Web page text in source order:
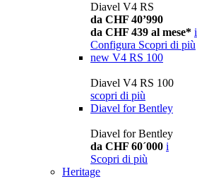
Diavel V4 RS
da CHF 40’990
da CHF 439 al mese* i
Configura Scopri di più
new V4 RS 100
Diavel V4 RS 100
scopri di più
Diavel for Bentley
Diavel for Bentley
da CHF 60´000 i
Scopri di più
Heritage